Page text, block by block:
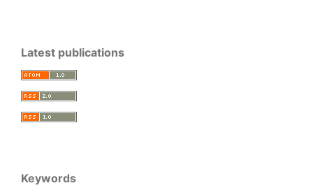
Latest publications
Keywords